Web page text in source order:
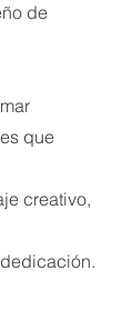
de
que
creativo,